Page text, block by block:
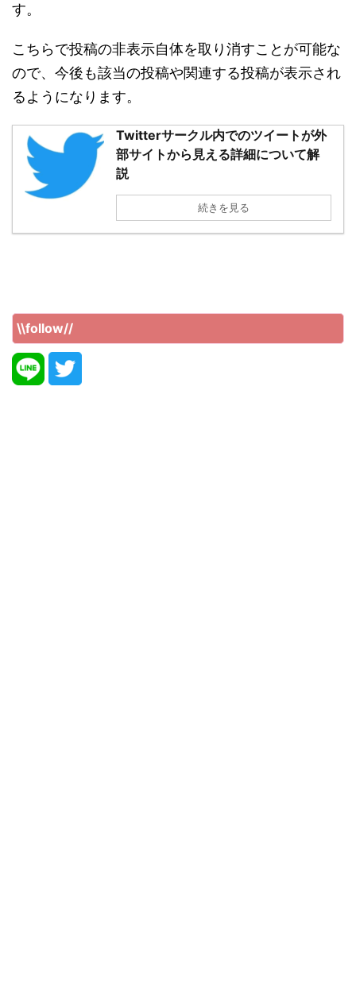
す。
こちらで投稿の非表示自体を取り消すことが可能な
ので、今後も該当の投稿や関連する投稿が表示され
るようになります。
Twitterサークル内でのツイートが外
部サイトから見える詳細について解
説
続きを見る
\\follow//